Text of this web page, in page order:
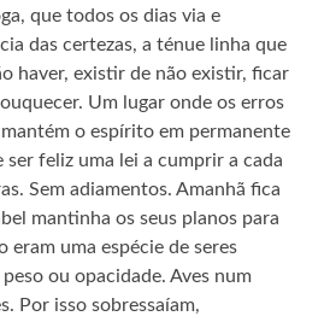
que todos os dias via e
das certezas, a ténue linha que
haver, existir de não existir, ficar
Um lugar onde os erros
o espírito em permanente
ser feliz uma lei a cumprir a cada
Sem adiamentos. Amanhã fica
mantinha os seus planos para
eram uma espécie de seres
ou opacidade. Aves num
Por isso sobressaíam,